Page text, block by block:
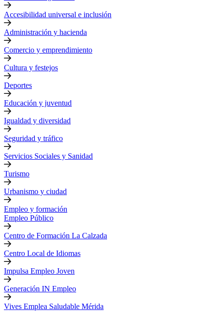
Accesibilidad universal e inclusión
Administración y hacienda
Comercio y emprendimiento
Cultura y festejos
Deportes
Educación y juventud
Igualdad y diversidad
Seguridad y tráfico
Servicios Sociales y Sanidad
Turismo
Urbanismo y ciudad
Empleo y formación
Empleo Público
Centro de Formación La Calzada
Centro Local de Idiomas
Impulsa Empleo Joven
Generación IN Empleo
Vives Emplea Saludable Mérida